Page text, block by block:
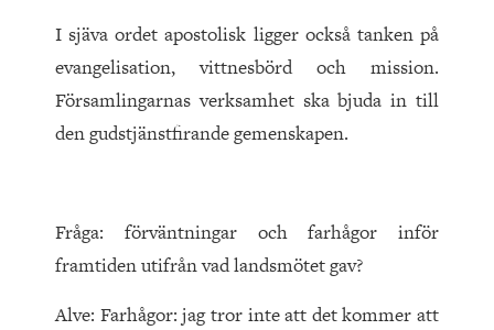
I sjäva ordet apostolisk ligger också tanken på
evangelisation, vittnesbörd och mission.
Församlingarnas verksamhet ska bjuda in till
den gudstjänstfirande gemenskapen.
Fråga: förväntningar och farhågor inför
framtiden utifrån vad landsmötet gav?
Alve: Farhågor: jag tror inte att det kommer att